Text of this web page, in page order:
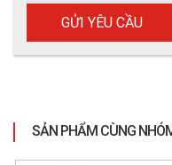
SẢN PHẨM CÙNG